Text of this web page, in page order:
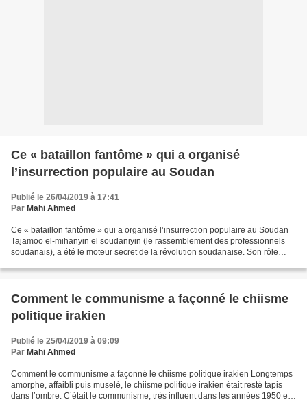
Ce « bataillon fantôme » qui a organisé
l’insurrection populaire au Soudan
Publié le 26/04/2019 à 17:41
Par Mahi Ahmed
Ce « bataillon fantôme » qui a organisé l’insurrection populaire au Soudan
Tajamoo el-mihanyin el soudaniyin (le rassemblement des professionnels
soudanais), a été le moteur secret de la révolution soudanaise. Son rôle
Comment le communisme a façonné le chiisme
politique irakien
Publié le 25/04/2019 à 09:09
Par Mahi Ahmed
Comment le communisme a façonné le chiisme politique irakien Longtemps
amorphe, affaibli puis muselé, le chiisme politique irakien était resté tapis
dans l’ombre. C’était le communisme, très influent dans les années 1950 et